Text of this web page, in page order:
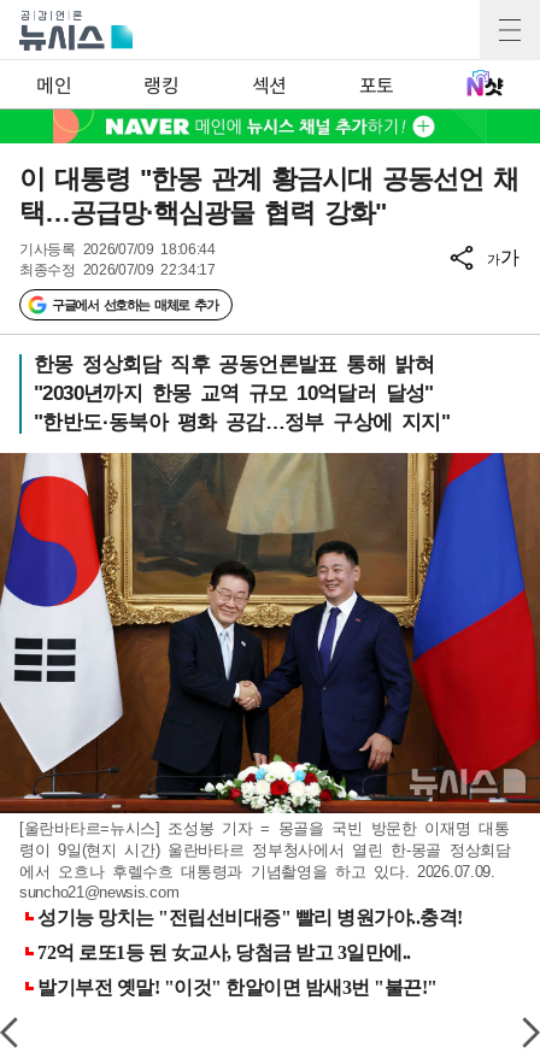
메인 랭킹 섹션 포토
이 대통령 "한몽 관계 황금시대 공동선언 채
택…공급망·핵심광물 협력 강화"
기사등록 2026/07/09 18:06:44
최종수정 2026/07/09 22:34:17
구글에서 선호하는 매체로 추가
가가
한몽 정상회담 직후 공동언론발표 통해 밝혀
"2030년까지 한몽 교역 규모 10억달러 달성"
"한반도·동북아 평화 공감…정부 구상에 지지"
[울란바타르=뉴시스] 조성봉 기자 = 몽골을 국빈 방문한 이재명 대통
령이 9일(현지 시간) 울란바타르 정부청사에서 열린 한-몽골 정상회담
에서 오흐나 후렐수흐 대통령과 기념촬영을 하고 있다. 2026.07.09.
suncho21@newsis.com